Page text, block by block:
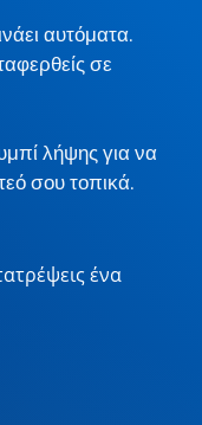
αυτόματα.
σε
λήψης για να
σου τοπικά.
ένα